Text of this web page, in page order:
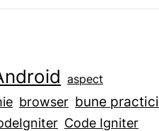
aspect
browser bune practici
Code Igniter